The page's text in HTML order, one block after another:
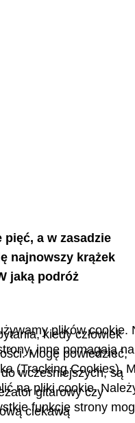
a w zasadzie
najnowszy krążek
jaką podróż
kiedy człowiek
Mogę powiedzieć,
wcześniejszych, są
gitarowy czy
ciekawą
plików cookie.
inne pomagają
(Tracking Cookies).
na pliki cookie.
funkcje strony